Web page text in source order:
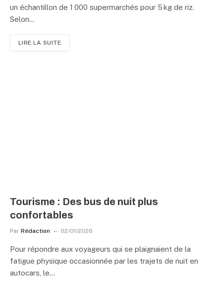
un échantillon de 1 000 supermarchés pour 5 kg de riz.
Selon…
LIRE LA SUITE
Tourisme : Des bus de nuit plus
confortables
Par Rédaction 02/01/2026
Pour répondre aux voyageurs qui se plaignaient de la
fatigue physique occasionnée par les trajets de nuit en
autocars, le…